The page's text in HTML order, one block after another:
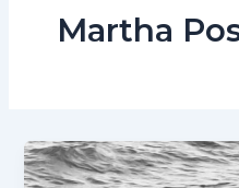
Martha
Belleza
y